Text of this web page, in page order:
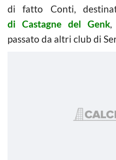
di fatto Conti,
di Castagne del Genk,
passato da altri club di